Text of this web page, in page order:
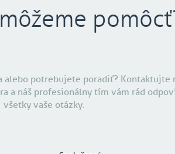
alebo potrebujete poradiť? Kontaktujte
a náš profesionálny tím vám rád
všetky vaše otázky.